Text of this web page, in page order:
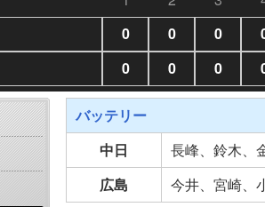
0 0 0
0 0 0
バッテリー
中日
長峰、鈴木、
広島
今井、宮崎、